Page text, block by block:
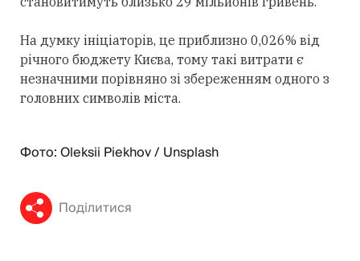
На думку ініціаторів, це приблизно 0,026% від
річного бюджету Києва, тому такі витрати є
незначними порівняно зі збереженням одного з
головних символів міста.
Фото: Oleksii Piekhov / Unsplash
Поділитися